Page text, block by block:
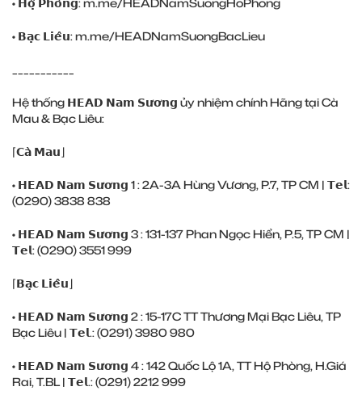
• 𝗕𝗮̣𝗰 𝗟𝗶𝗲̂𝘂:m.me/HEADNamSuongBacLieu
Hệ thống 𝗛𝗘𝗔𝗗 𝗡𝗮𝗺 𝗦𝘂̛𝗼̛𝗻𝗴 ủy nhiệm chính Hãng tại Cà
Mau & Bạc Liêu:
⌈𝗖𝗮̀ 𝗠𝗮𝘂⌋
• 𝗛𝗘𝗔𝗗 𝗡𝗮𝗺 𝗦𝘂̛𝗼̛𝗻𝗴 1 : 2A-3A Hùng Vương, P.7, TP CM | 𝗧𝗲𝗹:
(0290) ‎3838 838
• 𝗛𝗘𝗔𝗗 𝗡𝗮𝗺 𝗦𝘂̛𝗼̛𝗻𝗴 3 : 131-137 Phan Ngọc Hiển, P.5, TP CM |
𝗧𝗲𝗹: (0290) ‎3551 999
⌈𝗕𝗮̣𝗰 𝗟𝗶𝗲̂𝘂⌋
• 𝗛𝗘𝗔𝗗 𝗡𝗮𝗺 𝗦𝘂̛𝗼̛𝗻𝗴 2 : 15-17C TT Thương Mại Bạc Liêu, TP
Bạc Liêu | 𝗧𝗲𝗹.: (0291) ‎3980 980
• 𝗛𝗘𝗔𝗗 𝗡𝗮𝗺 𝗦𝘂̛𝗼̛𝗻𝗴 4 : 142 Quốc Lộ 1A, TT Hộ Phòng, H.Giá
Rai, T.BL | 𝗧𝗲𝗹.: (0291) ‎2212 999